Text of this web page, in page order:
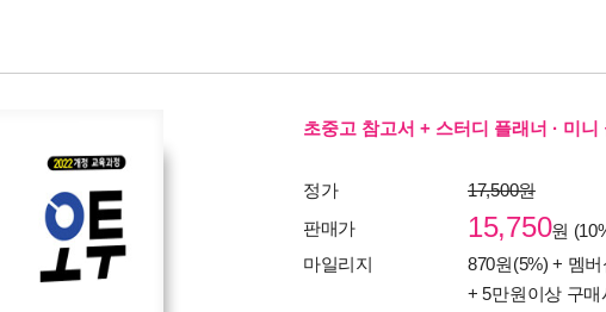
초중고 참고서 + 스터디 플래너 · 미
정가
17,500원
판매가
15,750원
마일리지
870원(5%) + 멤
+ 5만원이상 구매